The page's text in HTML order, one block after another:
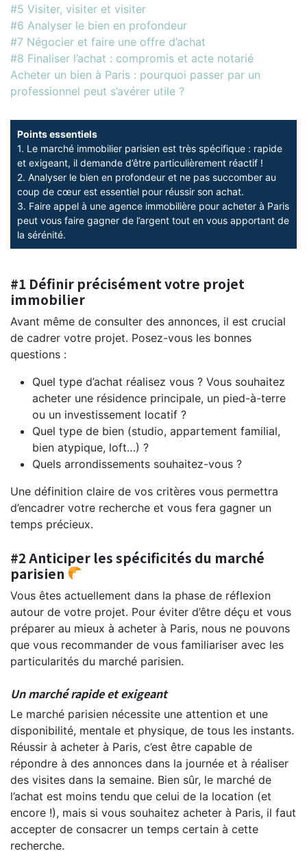
#5 Visiter, visiter et visiter
#6 Analyser le bien en profondeur
#7 Négocier et faire une offre d’achat
#8 Finaliser l’achat : compromis et acte notarié
Acheter un bien à Paris : pourquoi passer par un
professionnel peut s’avérer utile ?
Points essentiels
1. Le marché immobilier parisien est très spécifique : rapide
et exigeant, il demande d’être particulièrement réactif !
2. Analyser le bien en profondeur et ne pas succomber au
coup de cœur est essentiel pour réussir son achat.
3. Faire appel à une agence immobilière pour acheter à Paris
peut vous faire gagner de l’argent tout en vous apportant de
la sérénité.
#1 Définir précisément votre projet
immobilier
Avant même de consulter des annonces, il est crucial
de cadrer votre projet. Posez-vous les bonnes
questions :
Quel type d’achat réalisez vous ? Vous souhaitez
acheter une résidence principale, un pied-à-terre
ou un investissement locatif ?
Quel type de bien (studio, appartement familial,
bien atypique, loft…) ?
Quels arrondissements souhaitez-vous ?
Une définition claire de vos critères vous permettra
d’encadrer votre recherche et vous fera gagner un
temps précieux.
#2 Anticiper les spécificités du marché
parisien
Vous êtes actuellement dans la phase de réflexion
autour de votre projet. Pour éviter d’être déçu et vous
préparer au mieux à acheter à Paris, nous ne pouvons
que vous recommander de vous familiariser avec les
particularités du marché parisien.
Un marché rapide et exigeant
Le marché parisien nécessite une attention et une
disponibilité, mentale et physique, de tous les instants.
Réussir à acheter à Paris, c’est être capable de
répondre à des annonces dans la journée et à réaliser
des visites dans la semaine. Bien sûr, le marché de
l’achat est moins tendu que celui de la location (et
encore !), mais si vous souhaitez acheter à Paris, il faut
accepter de consacrer un temps certain à cette
recherche.